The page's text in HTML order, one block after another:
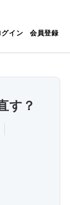
グイン 会員登録
す？